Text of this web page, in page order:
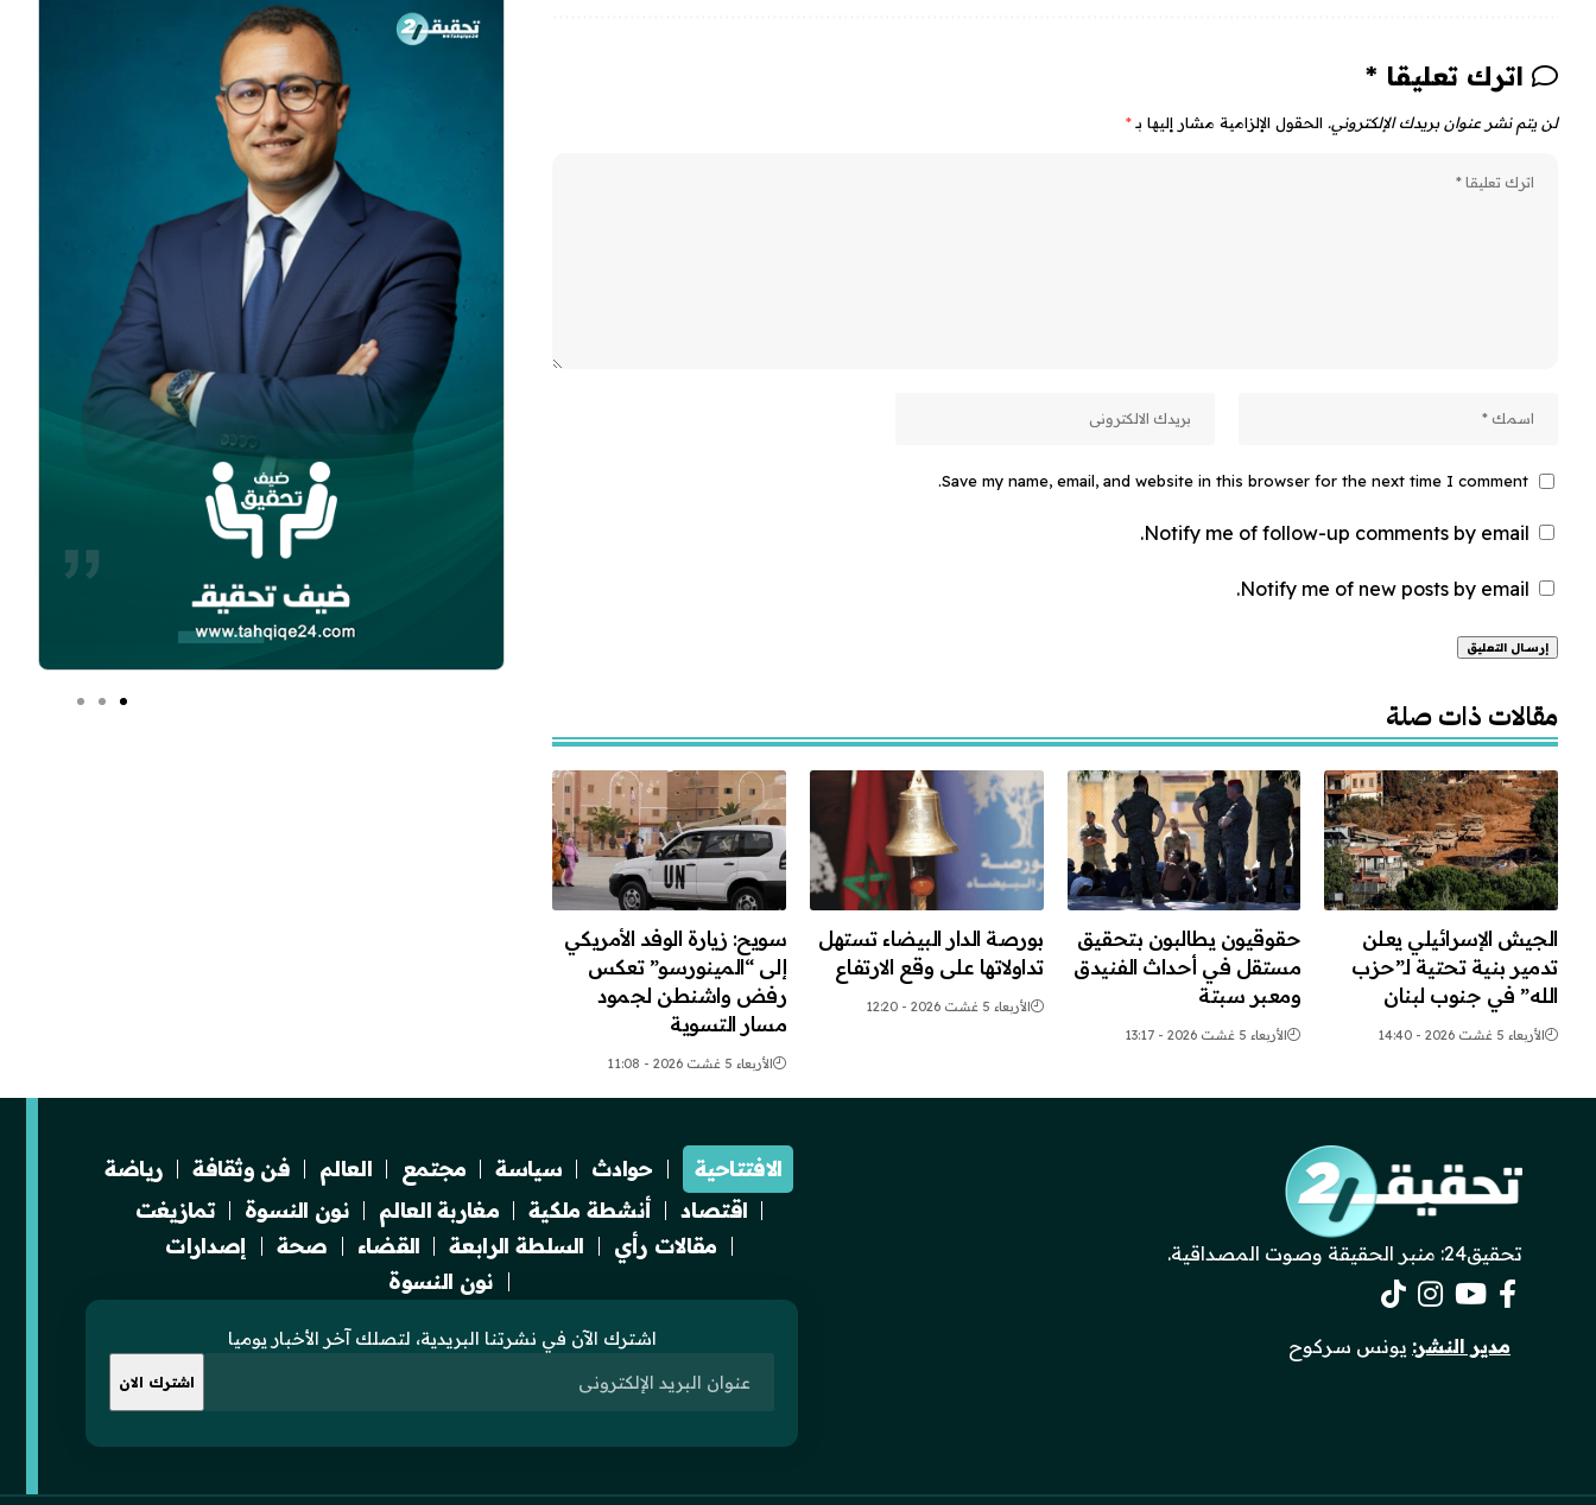
اترك تعليقا *
لن يتم نشر عنوان بريدك الإلكتروني. الحقول الإلزامية مشار إليها بـ*
Save my name, email, and website in this browser for the next time I comment.
Notify me of follow-up comments by email.
Notify me of new posts by email.
مقالات ذات صلة
الجيش الإسرائيلي يعلن
تدمير بنية تحتية لـ”حزب
الله” في جنوب لبنان
الأربعاء 5 غشت 2026 - 14:40
حقوقيون يطالبون بتحقيق
مستقل في أحداث الفنيدق
ومعبر سبتة
الأربعاء 5 غشت 2026 - 13:17
بورصة الدار البيضاء تستهل
تداولاتها على وقع الارتفاع
الأربعاء 5 غشت 2026 - 12:20
سويح: زيارة الوفد الأمريكي
إلى “المينورسو” تعكس
رفض واشنطن لجمود
مسار التسوية
الأربعاء 5 غشت 2026 - 11:08
تحقيق24: منبر الحقيقة وصوت المصداقية.
مدير النشر: يونس سركوح
الافتتاحية حوادث سياسة مجتمع العالم فن وثقافة
رياضة
اقتصاد
أنشطة ملكية مغاربة العالم نون النسوة
تمازيغت
مقالات رأي
السلطة الرابعة القضاء صحة
إصدارات
نون النسوة
اشترك الآن في نشرتنا البريدية، لتصلك آخر الأخبار يوميا